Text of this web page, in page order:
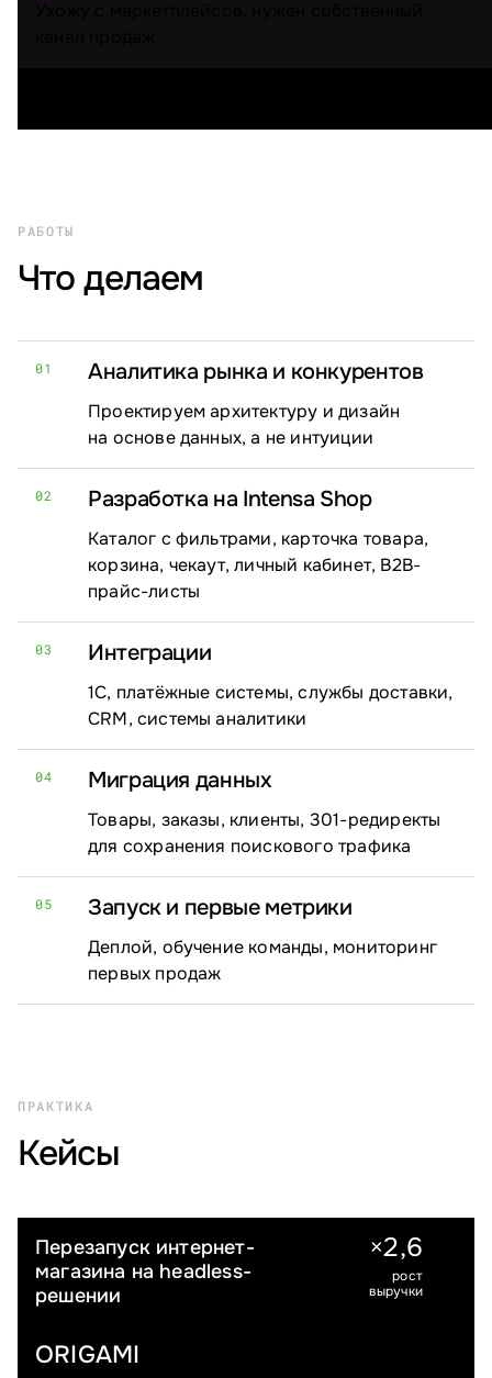
РАБОТЫ
Что делаем
01 Аналитика рынка и конкурентов
Проектируем архитектуру и дизайн
на основе данных, а не интуиции
02 Разработка на Intensa Shop
Каталог с фильтрами, карточка товара,
корзина, чекаут, личный кабинет, B2B-
прайс-листы
03 Интеграции
1С, платёжные системы, службы доставки,
CRM, системы аналитики
04 Миграция данных
Товары, заказы, клиенты, 301-редиректы
для сохранения поискового трафика
05 Запуск и первые метрики
Деплой, обучение команды, мониторинг
первых продаж
ПРАКТИКА
Кейсы
FASHION
ORIGAMI
Перезапуск интернет-
магазина на headless-
решении
×2,6
рост
выручки